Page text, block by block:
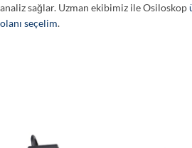
analiz sağlar. Uzman ekibimiz ile Osiloskop
olanı seçelim.